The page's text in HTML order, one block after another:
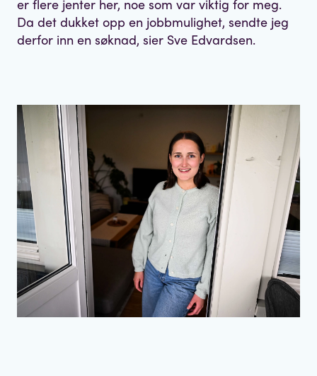
er flere jenter her, noe som var viktig for meg.
Da det dukket opp en jobbmulighet, sendte jeg
derfor inn en søknad, sier Sve Edvardsen.